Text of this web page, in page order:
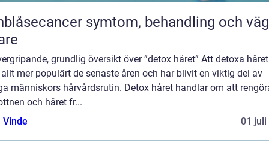
symtom, behandling och vägen
grundlig översikt över ”detox håret” Att detoxa
mer populärt de senaste åren och har blivit en viktig del av
människors hårvårdsrutin. Detox håret handlar om att
och håret fr...
Vinde
01 juli